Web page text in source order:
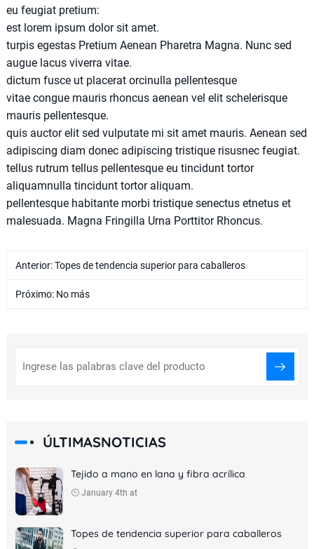
eu feugiat pretium:
est lorem ipsum dolor sit amet.
turpis egestas Pretium Aenean Pharetra Magna. Nunc sed
augue lacus viverra vitae.
dictum fusce ut placerat orcinulla pellentesque
vitae congue mauris rhoncus aenean vel elit schelerisque
mauris pellentesque.
quis auctor elit sed vulputate mi sit amet mauris. Aenean sed
adipiscing diam donec adipiscing tristique risusnec feugiat.
tellus rutrum tellus pellentesque eu tincidunt tortor
aliquamnulla tincidunt tortor aliquam.
pellentesque habitante morbi tristique senectus etnetus et
malesuada. Magna Fringilla Urna Porttitor Rhoncus.
Anterior:Topes de tendencia superior para caballeros
Próximo: No más
ÚLTIMASNOTICIAS
Tejido a mano en lana y fibra acrílica
January 4th at
Topes de tendencia superior para caballeros